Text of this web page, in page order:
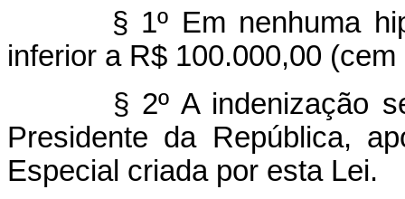
§ 1º Em nenhuma
inferior a R$ 100.000,00
§ 2º A indenização
Presidente da República,
Especial criada por esta Lei.